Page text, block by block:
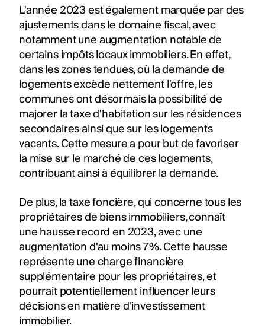
L'année 2023 est également marquée par des
ajustements dans le domaine fiscal, avec
notamment une augmentation notable de
certains impôts locaux immobiliers. En effet,
dans les zones tendues, où la demande de
logements excède nettement l'offre, les
communes ont désormais la possibilité de
majorer la taxe d'habitation sur les résidences
secondaires ainsi que sur les logements
vacants. Cette mesure a pour but de favoriser
la mise sur le marché de ces logements,
contribuant ainsi à équilibrer la demande.
De plus, la taxe foncière, qui concerne tous les
propriétaires de biens immobiliers, connaît
une hausse record en 2023, avec une
augmentation d'au moins 7%. Cette hausse
représente une charge financière
supplémentaire pour les propriétaires, et
pourrait potentiellement influencer leurs
décisions en matière d'investissement
immobilier.